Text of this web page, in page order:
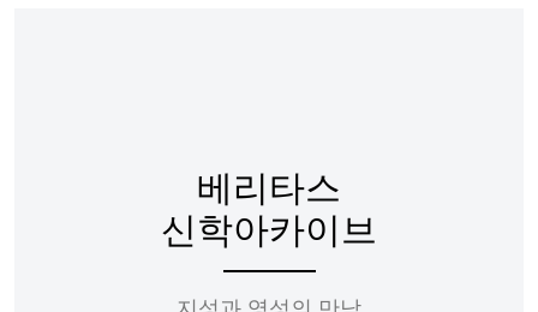
베리타스
신학아카이브